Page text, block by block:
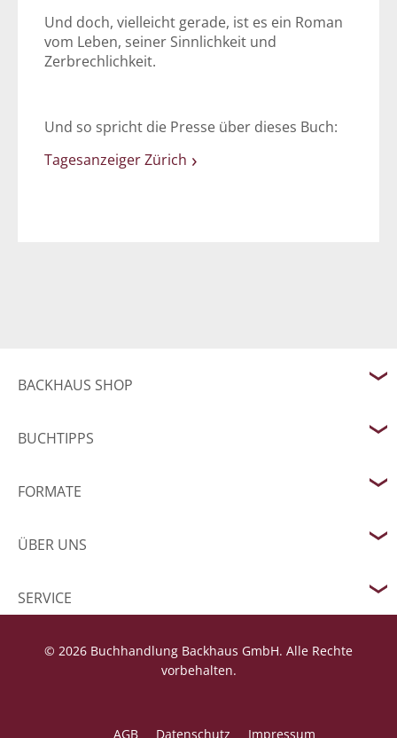
Und doch, vielleicht gerade, ist es ein Roman
vom Leben, seiner Sinnlichkeit und
Zerbrechlichkeit.
Und so spricht die Presse über dieses Buch:
Tagesanzeiger Zürich
BACKHAUS SHOP
BUCHTIPPS
FORMATE
ÜBER UNS
SERVICE
© 2026 Buchhandlung Backhaus GmbH. Alle Rechte
vorbehalten.
AGB Datenschutz Impressum